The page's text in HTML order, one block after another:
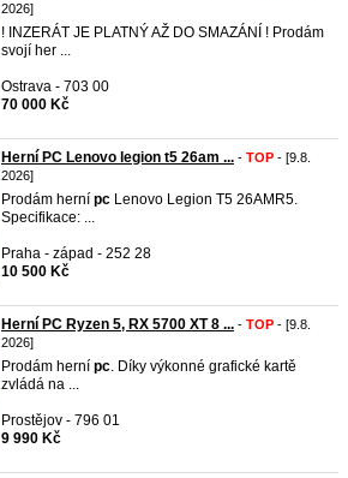
2026]
! INZERÁT JE PLATNÝ AŽ DO SMAZÁNÍ ! Prodám
svojí her ...
Ostrava - 703 00
70 000 Kč
Herní PC Lenovo legion t5 26am ... - TOP - [9.8.
2026]
Prodám herní pc Lenovo Legion T5 26AMR5.
Specifikace: ...
Praha - západ - 252 28
10 500 Kč
Herní PC Ryzen 5, RX 5700 XT 8 ... - TOP - [9.8.
2026]
Prodám herní pc. Díky výkonné grafické kartě
zvládá na ...
Prostějov - 796 01
9 990 Kč